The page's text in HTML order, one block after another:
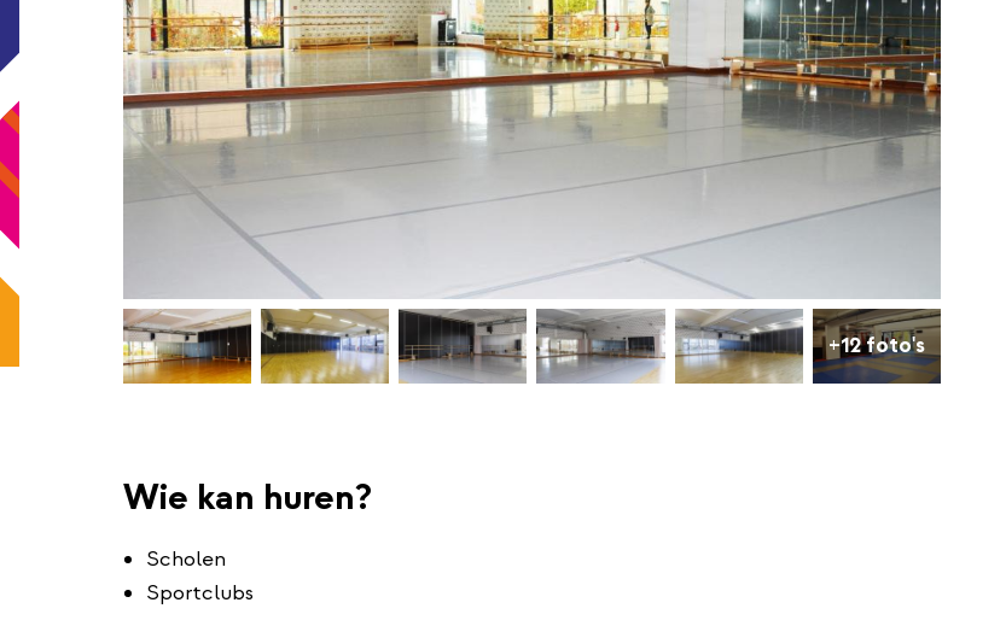
+12 foto's
Wie kan huren?
Scholen
Sportclubs